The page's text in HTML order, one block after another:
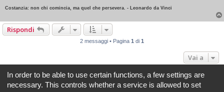
Costanzia: non chi comincia, ma quel che persevera. - Leonardo da Vinci
Rispondi
2 messaggi • Pagina 1 di 1
Vai a
Tutti gli orari sono UTC+02:00
In order to be able to use certain functions, a few settings are
necessary. This controls whether a service is allowed to set